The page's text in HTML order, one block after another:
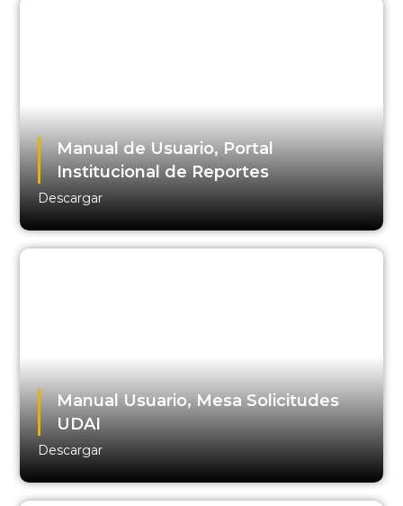
Manual de Usuario, Portal
Institucional de Reportes
Descargar
Manual Usuario, Mesa Solicitudes
UDAI
Descargar